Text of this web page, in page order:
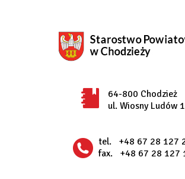
64-800 Chodzież
ul. Wiosny Ludów 1
tel.
+48 67 28 127
fax.
+48 67 28 127